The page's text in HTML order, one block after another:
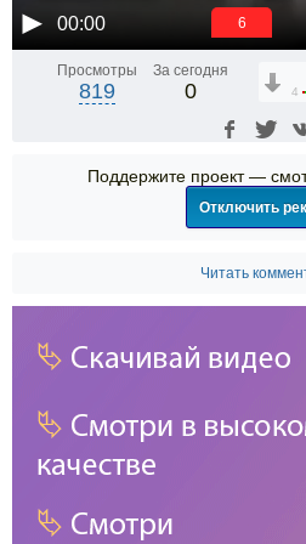
00:00 6
Просмотры
819
За сегодня
0 4
Поддержите проект —
Отключить
Читать